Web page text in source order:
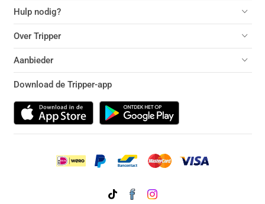
Hulp nodig?
Over Tripper
Aanbieder
Download de Tripper-app